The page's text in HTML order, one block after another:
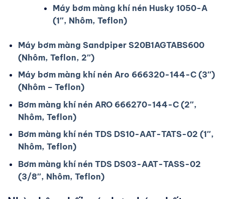
Máy bơm màng khí nén Husky 1050-A
(1″, Nhôm, Teflon)
Máy bơm màng Sandpiper S20B1AGTABS600
(Nhôm, Teflon, 2″)
Máy bơm màng khí nén Aro 666320-144-C (3″)
(Nhôm – Teflon)
Bơm màng khí nén ARO 666270-144-C (2″,
Nhôm, Teflon)
Bơm màng khí nén TDS DS10-AAT-TATS-02 (1″,
Nhôm, Teflon)
Bơm màng khí nén TDS DS03-AAT-TASS-02
(3/8″, Nhôm, Teflon)